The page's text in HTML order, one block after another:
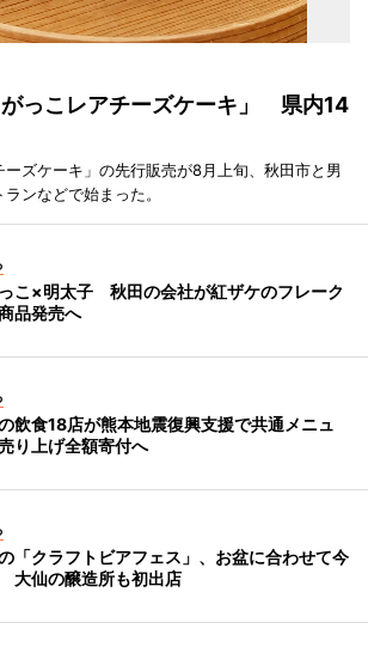
っこレアチーズケーキ」 県内14
ーズケーキ」の先行販売が8月上旬、秋田市と男
ンなどで始まった。
こ×明太子 秋田の会社が紅ザケのフレーク
品発売へ
飲食18店が熊本地震復興支援で共通メニュ
り上げ全額寄付へ
「クラフトビアフェス」、お盆に合わせて今
大仙の醸造所も初出店